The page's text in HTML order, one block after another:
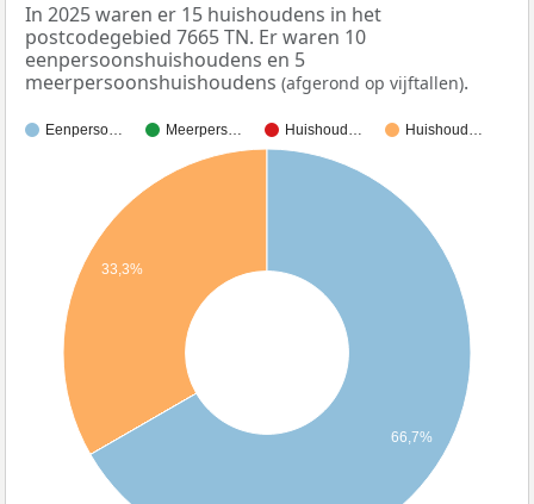
In 2025 waren er 15 huishoudens in het
postcodegebied 7665 TN. Er waren 10
eenpersoonshuishoudens en 5
meerpersoonshuishoudens (afgerond op vijftallen).
Eenperso… Meerpers… Huishoud… Huishoud…
33,3%
66,7%